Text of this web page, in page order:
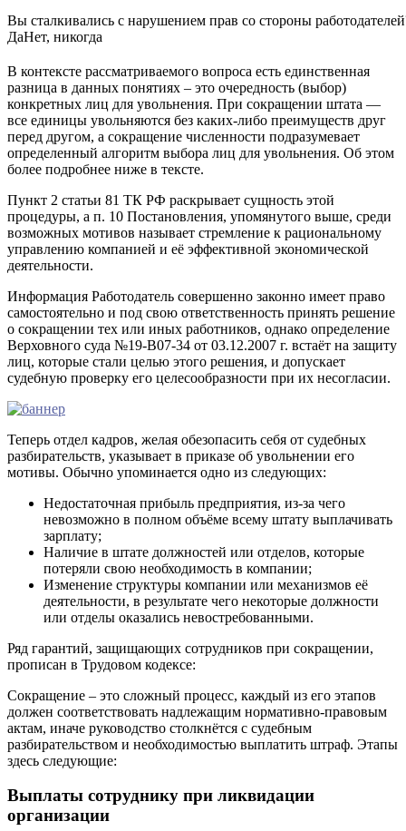
Вы сталкивались с нарушением прав со стороны
ДаНет, никогда
В контексте рассматриваемого вопроса есть единственная
разница в данных понятиях – это очередность (выбор)
конкретных лиц для увольнения. При сокращении штата —
все единицы увольняются без каких-либо преимуществ друг
перед другом, а сокращение численности подразумевает
определенный алгоритм выбора лиц для увольнения. Об этом
более подробнее ниже в тексте.
Пункт 2 статьи 81 ТК РФ раскрывает сущность этой
процедуры, а п. 10 Постановления, упомянутого выше, среди
возможных мотивов называет стремление к рациональному
управлению компанией и её эффективной экономической
деятельности.
Информация Работодатель совершенно законно имеет право
самостоятельно и под свою ответственность принять решение
о сокращении тех или иных работников, однако определение
Верховного суда №19-В07-34 от 03.12.2007 г. встаёт на защиту
лиц, которые стали целью этого решения, и допускает
судебную проверку его целесообразности при их несогласии.
Теперь отдел кадров, желая обезопасить себя от судебных
разбирательств, указывает в приказе об увольнении его
мотивы. Обычно упоминается одно из следующих:
Недостаточная прибыль предприятия, из-за чего
невозможно в полном объёме всему штату выплачивать
зарплату;
Наличие в штате должностей или отделов, которые
потеряли свою необходимость в компании;
Изменение структуры компании или механизмов её
деятельности, в результате чего некоторые должности
или отделы оказались невостребованными.
Ряд гарантий, защищающих сотрудников при сокращении,
прописан в Трудовом кодексе:
Сокращение – это сложный процесс, каждый из его этапов
должен соответствовать надлежащим нормативно-правовым
актам, иначе руководство столкнётся с судебным
разбирательством и необходимостью выплатить штраф. Этапы
здесь следующие:
Выплаты сотруднику при ликвидации
организации